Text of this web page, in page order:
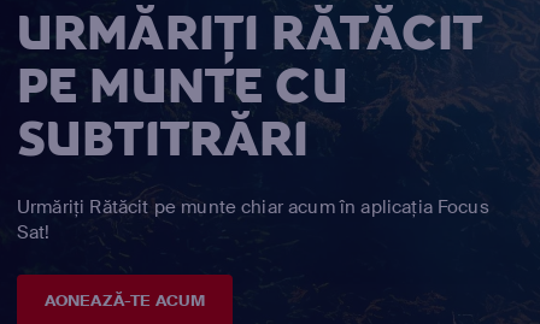
URMĂRIȚI RĂTĂCIT
PE MUNTE CU
SUBTITRĂRI
Urmăriți Rătăcit pe munte chiar acum în aplicația Focus
Sat!
AONEAZĂ-TE ACUM